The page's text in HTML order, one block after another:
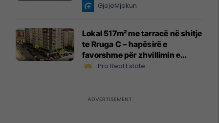
GjejeMjekun
Lokal 517m² me tarracë në shitje
te Rruga C – hapësirë e
favorshme për zhvillimin e
biznesit #15796
Pro Real Estate